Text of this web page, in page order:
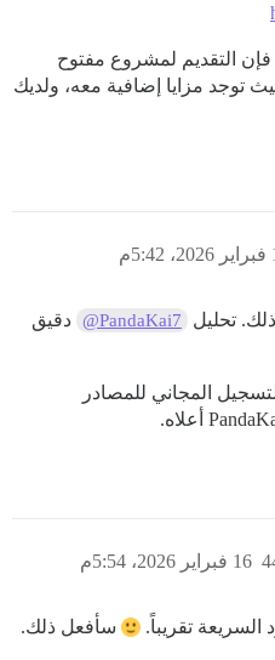
أكثر من 1000 عضو، فإن التقديم لمشروع مفتوح
توجد مزايا إضافية معه، ولديك
تحليل @PandaKai7 دقيق
المجاني للمصادر
16 فبراير 2026، 5:54م
تقريباً. سأفعل ذلك.